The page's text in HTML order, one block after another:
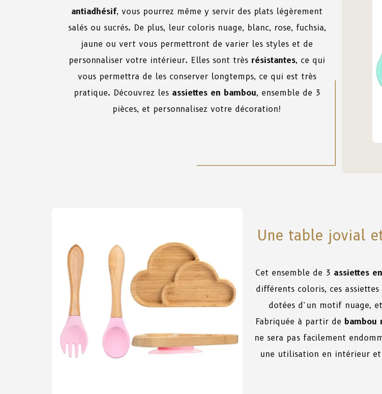
antiadhésif, vous pourrez même y servir des plats légèrement
salés ou sucrés. De plus, leur coloris nuage, blanc, rose, fuchsia,
jaune ou vert vous permettront de varier les styles et de
personnaliser votre intérieur. Elles sont très résistantes, ce qui
vous permettra de les conserver longtemps, ce qui est très
pratique. Découvrez les assiettes en bambou, ensemble de 3
pièces, et personnalisez votre décoration!
Une table jovial
Cet ensemble de 3 assiettes
différents coloris, ces
dotées d’un motif nuage,
Fabriquée à partir de bambou
ne sera pas facilement
une utilisation en intérieur